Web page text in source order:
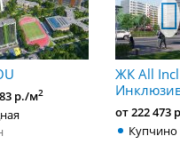
р./м2
ЖК All
от 222 473
Купчино